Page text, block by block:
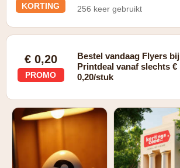
KORTING 256 keer gebruikt
€ 0,20
PROMO
Bestel vandaag Flyers bij
Printdeal vanaf slechts €
0,20/stuk